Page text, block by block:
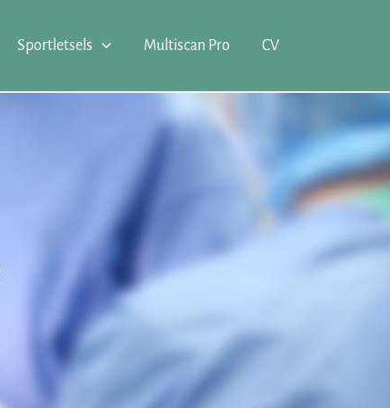
Sportletsels Multiscan Pro CV